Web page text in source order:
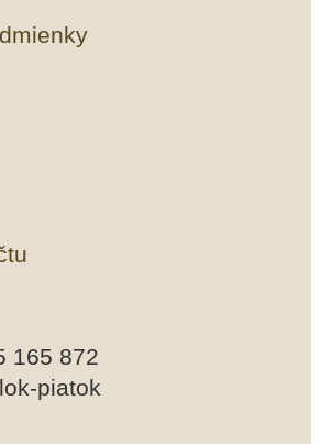
165 872
piatok